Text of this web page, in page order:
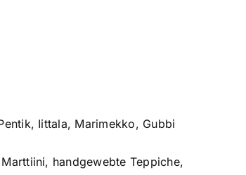
Iittala, Marimekko, Gubbi
handgewebte Teppiche,